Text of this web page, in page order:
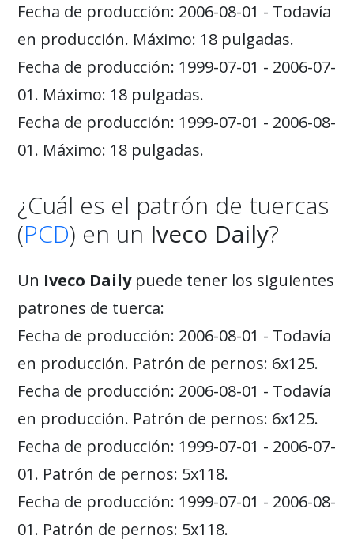
Fecha de producción: 2006-08-01 - Todavía
en producción. Máximo: 18 pulgadas.
Fecha de producción: 1999-07-01 - 2006-07-
01. Máximo: 18 pulgadas.
Fecha de producción: 1999-07-01 - 2006-08-
01. Máximo: 18 pulgadas.
¿Cuál es el patrón de tuercas
(PCD) en un Iveco Daily?
Un Iveco Dailypuede tener los siguientes
patrones de tuerca:
Fecha de producción: 2006-08-01 - Todavía
en producción. Patrón de pernos: 6x125.
Fecha de producción: 2006-08-01 - Todavía
en producción. Patrón de pernos: 6x125.
Fecha de producción: 1999-07-01 - 2006-07-
01. Patrón de pernos: 5x118.
Fecha de producción: 1999-07-01 - 2006-08-
01. Patrón de pernos: 5x118.